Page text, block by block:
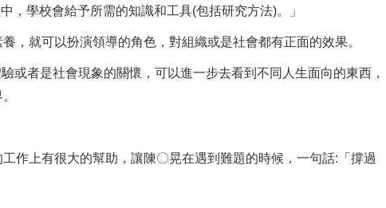
學校會給予所需的知識和工具(包括研究方法)。」
就可以扮演領導的角色，對組織或是社會都有正面的效果。
者是社會現象的關懷，可以進一步去看到不同人生面向的東西，
上有很大的幫助，讓陳〇晃在遇到難題的時候，一句話:「撐過